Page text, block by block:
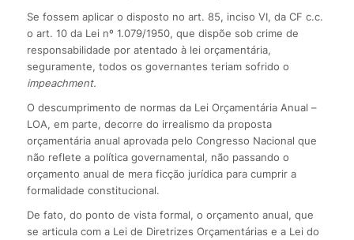
Se fossem aplicar o disposto no art. 85, inciso VI, da CF c.c.
o art. 10 da Lei nº 1.079/1950, que dispõe sob crime de
responsabilidade por atentado à lei orçamentária,
seguramente, todos os governantes teriam sofrido o
impeachment.
O descumprimento de normas da Lei Orçamentária Anual –
LOA, em parte, decorre do irrealismo da proposta
orçamentária anual aprovada pelo Congresso Nacional que
não reflete a política governamental, não passando o
orçamento anual de mera ficção jurídica para cumprir a
formalidade constitucional.
De fato, do ponto de vista formal, o orçamento anual, que
se articula com a Lei de Diretrizes Orçamentárias e a Lei do